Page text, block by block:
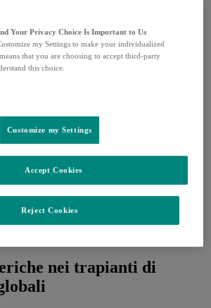
Image Bank
Articolo
Contatto ISF
articolo
e segnalazioni
stabilità prodotti
Notizie
Infezioni batteriche nei
globali
nei trapianti di
Your Privacy Choice Is Important to Us
my Settings to make your individualized
that you are choosing to accept third-party
this choice.
Customize my Settings
Reject Cookies
Accept Cookies